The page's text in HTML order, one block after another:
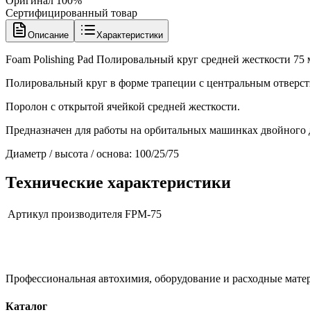
Сертифицированный товар
Описание Характеристики
Foam Polishing Pad Полировальный круг средней жесткости
Полировальный круг в форме трапеции с центральным
Поролон с открытой ячейкой средней жесткости.
Предназначен для работы на орбитальных машинках двойного
Диаметр / высота / основа: 100/25/75
Технические характеристики
Артикул производителя FPM-75
Профессиональная автохимия, оборудование и расходные
Каталог